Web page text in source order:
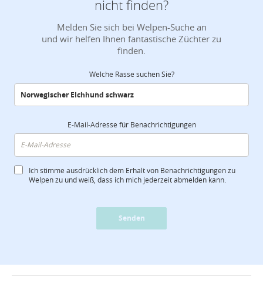
nicht finden?
Melden Sie sich bei Welpen-Suche an
und wir helfen Ihnen fantastische Züchter zu
finden.
Welche Rasse suchen Sie?
E-Mail-Adresse für Benachrichtigungen
Ich stimme ausdrücklich dem Erhalt von Benachrichtigungen zu
Welpen zu und weiß, dass ich mich jederzeit abmelden kann.
Senden